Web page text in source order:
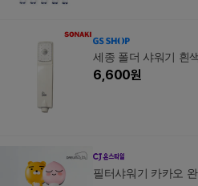
세종 폴더 샤워기 흰
6,600원
필터샤워기 카카오